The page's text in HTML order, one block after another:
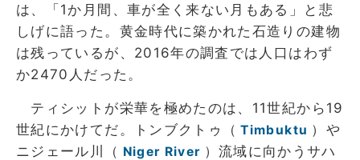
は、「1か月間、車が全く来ない月もある」と悲
しげに語った。黄金時代に築かれた石造りの建物
は残っているが、2016年の調査では人口はわず
か2470人だった。
ティシットが栄華を極めたのは、11世紀から19
世紀にかけてだ。トンブクトゥ（ Timbuktu ）や
ニジェール川（ Niger River ）流域に向かうサハ